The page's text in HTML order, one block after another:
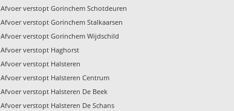
Afvoer verstopt Gorinchem Schotdeuren
Afvoer verstopt Gorinchem Stalkaarsen
Afvoer verstopt Gorinchem Wijdschild
Afvoer verstopt Haghorst
Afvoer verstopt Halsteren
Afvoer verstopt Halsteren Centrum
Afvoer verstopt Halsteren De Beek
Afvoer verstopt Halsteren De Schans